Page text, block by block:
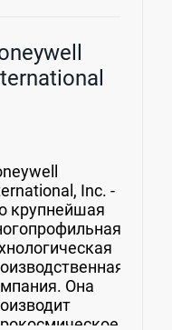
Inc. -
крупнейшая
Она